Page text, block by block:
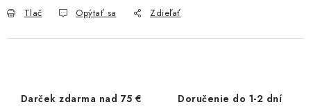
Tlač Opýtať sa Zdieľať
Darček zdarma nad 75 € Doručenie do 1-2 dní